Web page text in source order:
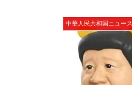
中華人民共和国ニュース